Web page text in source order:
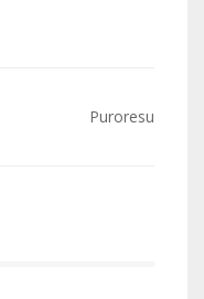
Puroresu